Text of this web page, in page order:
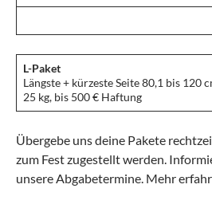
L-Paket
Längste + kürzeste Seite 80,1 bis 120
25 kg, bis 500 € Haftung
Übergebe uns deine Pakete
zum Fest zugestellt werden.
unsere Abgabetermine. Mehr